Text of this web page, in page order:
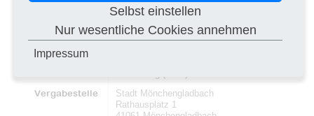
verschiedenen Standorten in
Mönchengladbach
Vergabeverfahren
Vergabestelle
Stadt Mönchengladbach
Rathausplatz 1
Selbst einstellen
Nur wesentliche Cookies annehmen
Impressum